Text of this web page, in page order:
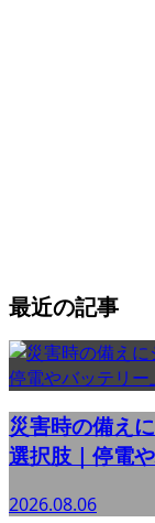
最近の記事
災害時の備え
選択肢｜停電
2026.08.06